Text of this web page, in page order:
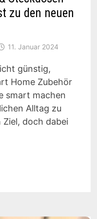
zu den neuen
11. Januar 2024
günstig,
Home Zubehör
smart machen
Alltag zu
doch dabei